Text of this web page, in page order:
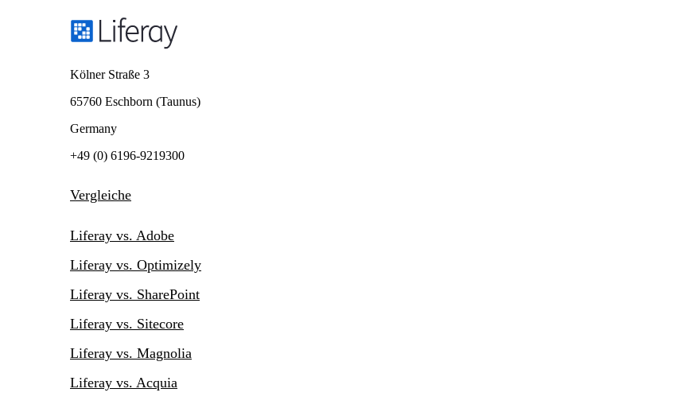
Kölner Straße 3
65760 Eschborn (Taunus)
Germany
+49 (0) 6196-9219300
Vergleiche
Liferay vs. Adobe
Liferay vs. Optimizely
Liferay vs. SharePoint
Liferay vs. Sitecore
Liferay vs. Magnolia
Liferay vs. Acquia